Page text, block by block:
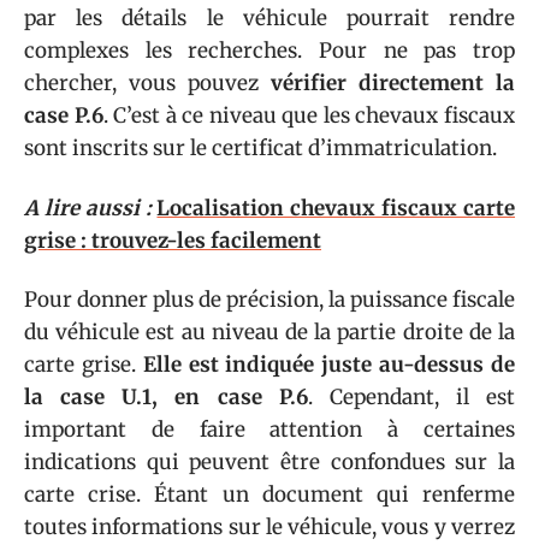
par les détails le véhicule pourrait rendre
complexes les recherches. Pour ne pas trop
chercher, vous pouvez vérifier directement la
case P.6. C’est à ce niveau que les chevaux fiscaux
sont inscrits sur le certificat d’immatriculation.
A lire aussi : Localisation chevaux fiscaux carte
grise : trouvez-les facilement
Pour donner plus de précision, la puissance fiscale
du véhicule est au niveau de la partie droite de la
carte grise. Elle est indiquée juste au-dessus de
la case U.1, en case P.6. Cependant, il est
important de faire attention à certaines
indications qui peuvent être confondues sur la
carte crise. Étant un document qui renferme
toutes informations sur le véhicule, vous y verrez